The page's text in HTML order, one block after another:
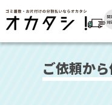
ご依頼か